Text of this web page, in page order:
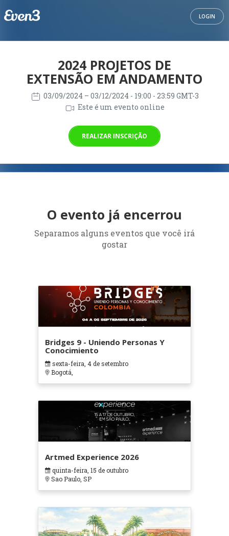
LOGIN
2024 PROJETOS DE
EXTENSÃO EM ANDAMENTO
03/09/2024 – 03/12/2024 - 19:00 - 23:59 GMT-3
Este é um evento online
REALIZAR INSCRIÇÃO
O evento já encerrou
Separamos alguns eventos que você irá
gostar
Bridges 9 - Uniendo Personas Y
Conocimiento
sexta-feira, 4 de setembro
Bogotá,
Artmed Experience 2026
quinta-feira, 15 de outubro
Sao Paulo, SP